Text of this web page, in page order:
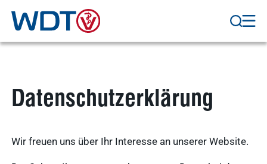
Datenschutzerklärung
Wir freuen uns über Ihr Interesse an unserer Website.